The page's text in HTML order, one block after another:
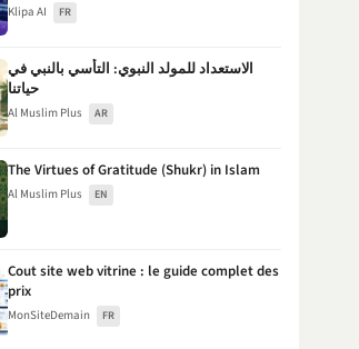
Klipa AI FR
الاستعداد للمولد النبوي: التأسي بالنبي في
حياتنا
Al Muslim Plus AR
The Virtues of Gratitude (Shukr) in Islam
Al Muslim Plus EN
Cout site web vitrine : le guide complet des
prix
MonSiteDemain FR